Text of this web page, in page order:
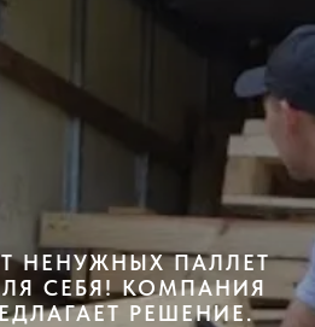
НЕНУЖНЫХ ПАЛЛЕТ
СЕБЯ! КОМПАНИЯ
РЕШЕНИЕ.